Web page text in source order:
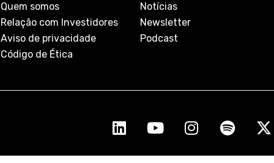
Quem somos
Relação com Investidores
Aviso de privacidade
Código de Ética
Notícias
Newsletter
Podcast